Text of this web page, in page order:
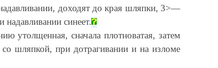
доходят до края шляпки, 3>—
синеет.
утолщенная, сначала плотноватая, затем
со шляпкой, при дотрагивании и на изломе